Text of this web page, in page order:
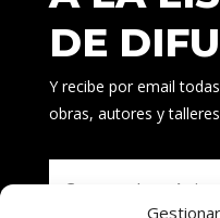
DE
Y recibe por email
obras, autores y